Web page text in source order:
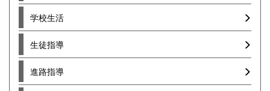
学校生活
生徒指導
進路指導